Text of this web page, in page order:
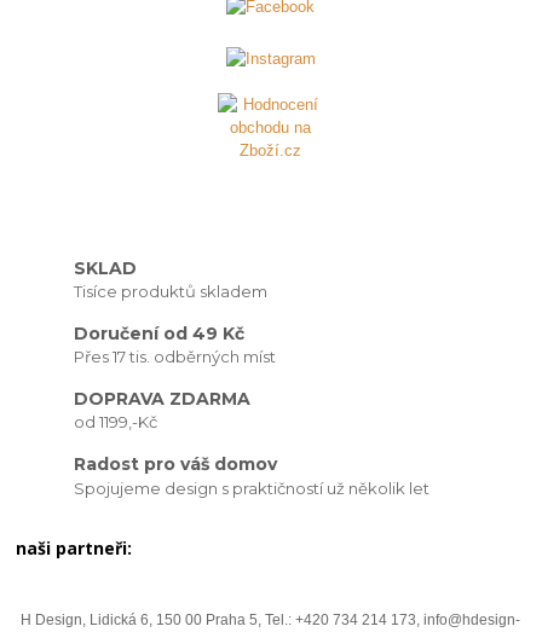
SKLAD
Tisíce produktů skladem
Doručení od 49 Kč
Přes 17 tis. odběrných míst
DOPRAVA ZDARMA
od 1199,-Kč
Radost pro váš domov
Spojujeme design s praktičností už několik let
naši partneři:
H Design, Lidická 6, 150 00 Praha 5, Tel.: +420 734 214 173, info@hdesign-